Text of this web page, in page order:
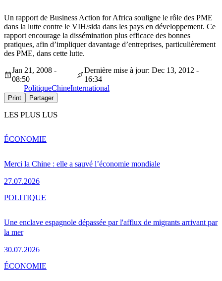
Un rapport de Business Action for Africa souligne le rôle des PME
dans la lutte contre le VIH/sida dans les pays en développement. Ce
rapport encourage la dissémination plus efficace des bonnes
pratiques, afin d’impliquer davantage d’entreprises, particulièrement
des PME, dans cette lutte.
Jan 21, 2008 -
08:50
Dernière mise à jour: Dec 13, 2012 -
16:34
PolitiqueChineInternational
Print Partager
LES PLUS LUS
Merci la Chine : elle a sauvé l’économie mondiale
27.07.2026
ÉCONOMIE
Une enclave espagnole dépassée par l'afflux de migrants arrivant par
la mer
30.07.2026
POLITIQUE
ÉCONOMIE